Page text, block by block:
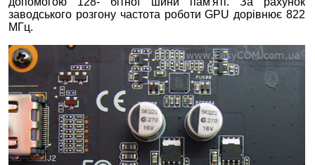
заводського розгону частота роботи GPU дорівнює 822
МГц.